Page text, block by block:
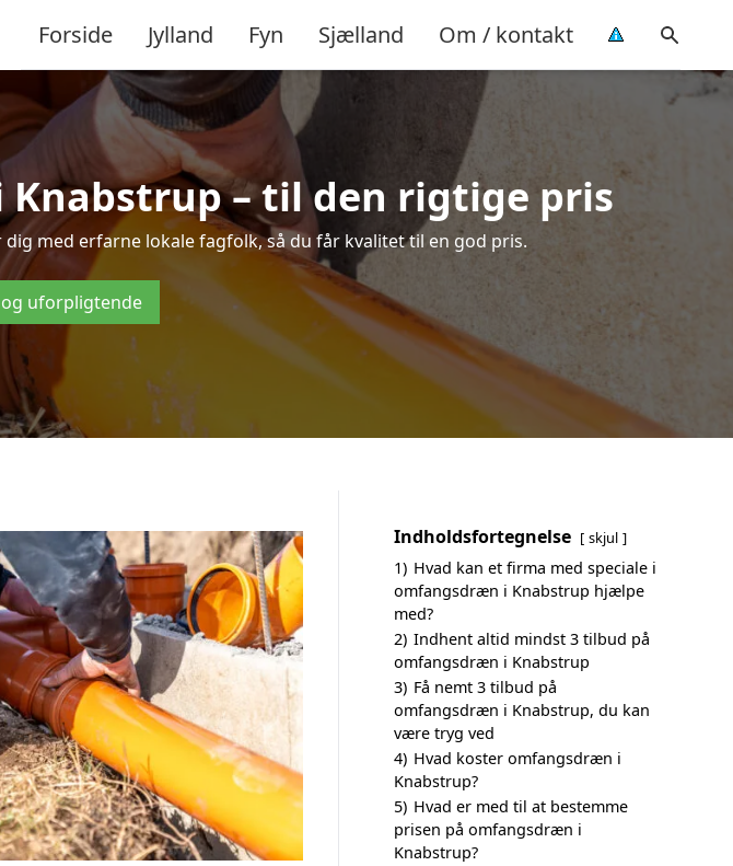
Forside Jylland Fyn Sjælland Om / kontakt
– til den rigtige pris
med erfarne lokale fagfolk, så du får kvalitet til en god pris.
uforpligtende
Indholdsfortegnelse skjul
1) Hvad kan et firma med speciale i
omfangsdræn i Knabstrup hjælpe
med?
2) Indhent altid mindst 3 tilbud på
omfangsdræn i Knabstrup
3) Få nemt 3 tilbud på
omfangsdræn i Knabstrup, du kan
være tryg ved
4) Hvad koster omfangsdræn i
Knabstrup?
5) Hvad er med til at bestemme
prisen på omfangsdræn i
Knabstrup?